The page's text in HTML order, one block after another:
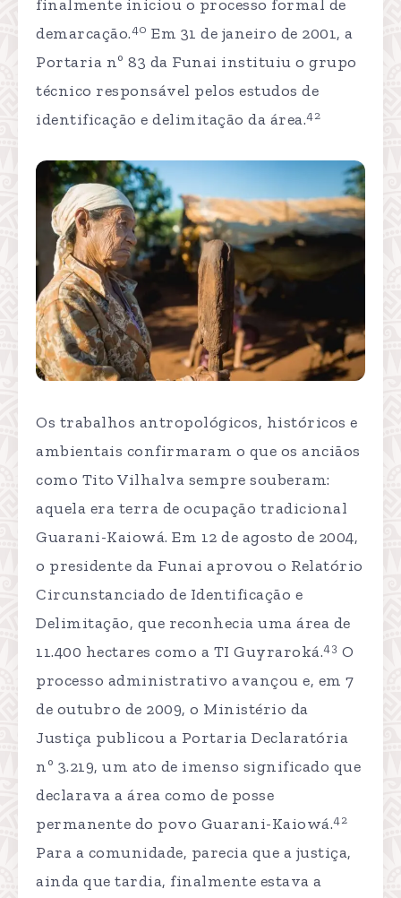
finalmente iniciou o processo formal de
demarcação.40 Em 31 de janeiro de 2001, a
Portaria nº 83 da Funai instituiu o grupo
técnico responsável pelos estudos de
identificação e delimitação da área.42
Os trabalhos antropológicos, históricos e
ambientais confirmaram o que os anciãos
como Tito Vilhalva sempre souberam:
aquela era terra de ocupação tradicional
Guarani-Kaiowá. Em 12 de agosto de 2004,
o presidente da Funai aprovou o Relatório
Circunstanciado de Identificação e
Delimitação, que reconhecia uma área de
11.400 hectares como a TI Guyraroká.43 O
processo administrativo avançou e, em 7
de outubro de 2009, o Ministério da
Justiça publicou a Portaria Declaratória
nº 3.219, um ato de imenso significado que
declarava a área como de posse
permanente do povo Guarani-Kaiowá.42
Para a comunidade, parecia que a justiça,
ainda que tardia, finalmente estava a